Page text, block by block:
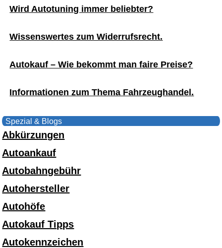
Wird Autotuning immer beliebter?
Wissenswertes zum Widerrufsrecht.
Autokauf – Wie bekommt man faire Preise?
Informationen zum Thema Fahrzeughandel.
Spezial & Blogs
Abkürzungen
Autoankauf
Autobahngebühr
Autohersteller
Autohöfe
Autokauf Tipps
Autokennzeichen